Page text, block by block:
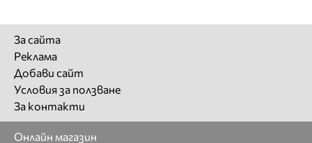
За сайта
Реклама
Добави сайт
Условия за ползване
За контакти
Онлайн магазин